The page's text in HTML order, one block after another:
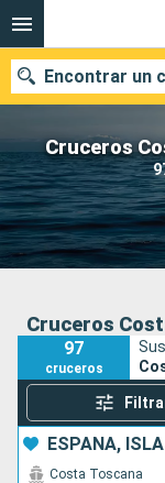
Cruceros
Encontrar un
Nuestros
Fecha de salida
Cruceros
97
cruceros
Costa Toscana